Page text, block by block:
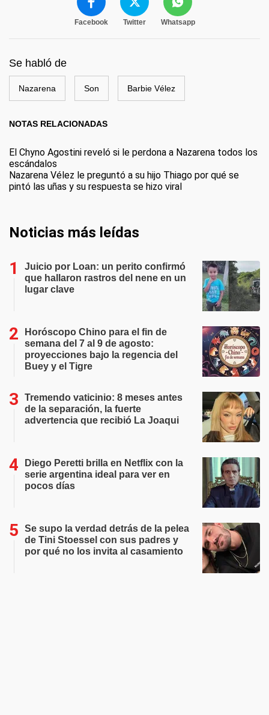
Facebook Twitter Whatsapp
Se habló de
Nazarena Son Barbie Vélez
NOTAS RELACIONADAS
El Chyno Agostini reveló si le perdona a Nazarena todos los
escándalos
Nazarena Vélez le preguntó a su hijo Thiago por qué se
pintó las uñas y su respuesta se hizo viral
Noticias más leídas
Juicio por Loan: un perito confirmó
que hallaron rastros del nene en un
lugar clave
Horóscopo Chino para el fin de
semana del 7 al 9 de agosto:
proyecciones bajo la regencia del
Buey y el Tigre
Tremendo vaticinio: 8 meses antes
de la separación, la fuerte
advertencia que recibió La Joaqui
Diego Peretti brilla en Netflix con la
serie argentina ideal para ver en
pocos días
Se supo la verdad detrás de la pelea
de Tini Stoessel con sus padres y
por qué no los invita al casamiento